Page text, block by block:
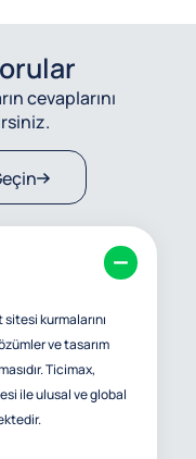
cevaplarını
kurmalarını
ve tasarım
Ticimax,
ile ulusal ve global